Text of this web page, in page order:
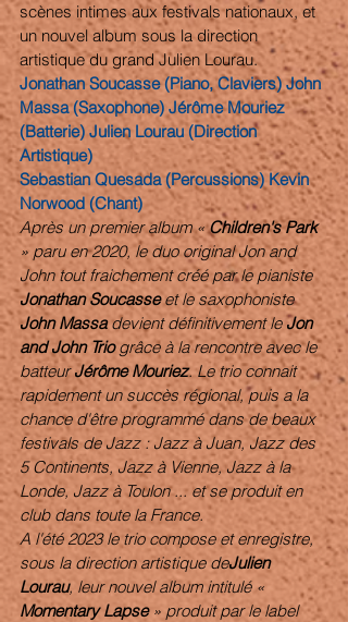
scènes intimes aux festivals nationaux, et
un nouvel album sous la direction
artistique du grand Julien Lourau.
Jonathan Soucasse (Piano, Claviers) John
Massa (Saxophone) Jérôme Mouriez
(Batterie) Julien Lourau (Direction
Artistique)
Sebastian Quesada (Percussions) Kevin
Norwood (Chant)
Après un premier album « Children's Park
» paru en 2020, le duo original Jon and
John tout fraichement créé par le pianiste
Jonathan Soucasse et le saxophoniste
John Massa devient définitivement le Jon
and John Trio grâce à la rencontre avec le
batteur Jérôme Mouriez. Le trio connait
rapidement un succès régional, puis a la
chance d'être programmé dans de beaux
festivals de Jazz : Jazz à Juan, Jazz des
5 Continents, Jazz à Vienne, Jazz à la
Londe, Jazz à Toulon ... et se produit en
club dans toute la France.
A l'été 2023 le trio compose et enregistre,
sous la direction artistique deJulien
Lourau, leur nouvel album intitulé «
Momentary Lapse » produit par le label